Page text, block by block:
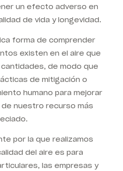
un efecto adverso en
de vida y longevidad.
forma de comprender
existen en el aire que
de modo que
de mitigación o
humano para mejorar
de nuestro recurso más
por la que realizamos
del aire es para
las empresas y